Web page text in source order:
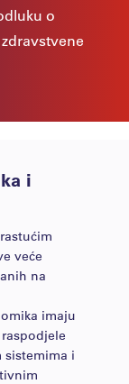
o
i
veće
na
imaju
sistemima i